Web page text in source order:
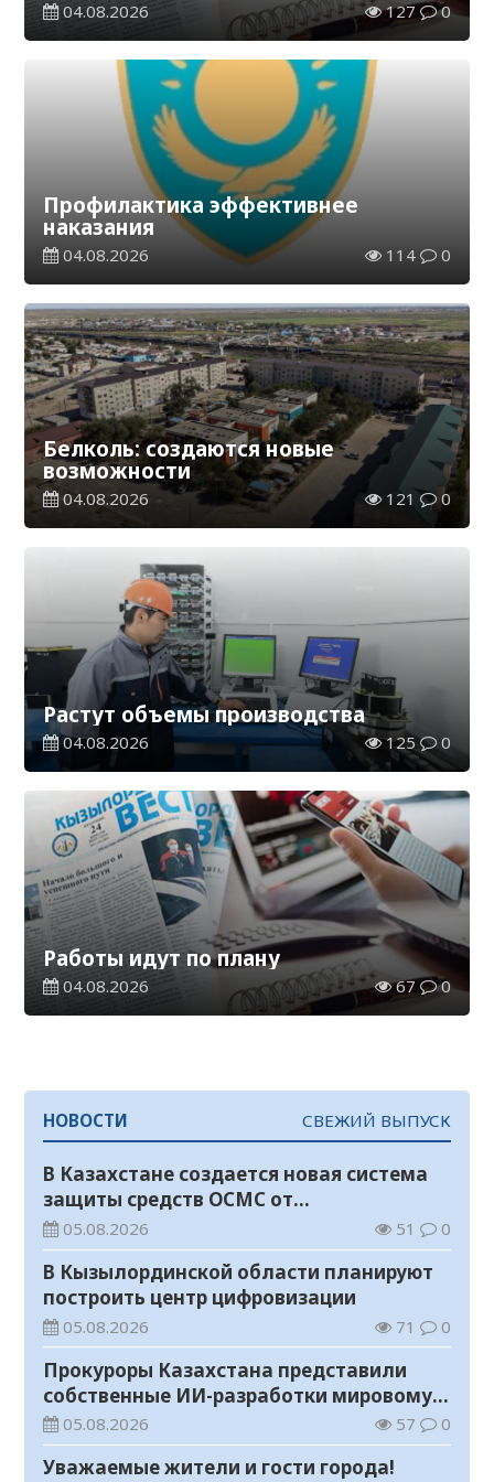
04.08.2026 127 0
Профилактика эффективнее
наказания
04.08.2026 114 0
Белколь: создаются новые
возможности
04.08.2026 121 0
Растут объемы производства
04.08.2026 125 0
Работы идут по плану
04.08.2026 67 0
НОВОСТИ СВЕЖИЙ ВЫПУСК
В Казахстане создается новая система
защиты средств ОСМС от
необоснованных выплат
05.08.2026 51 0
В Кызылординской области планируют
построить центр цифровизации
05.08.2026 71 0
Прокуроры Казахстана представили
собственные ИИ-разработки мировому
эксперту Кай-Фу Ли
05.08.2026 57 0
Уважаемые жители и гости города!